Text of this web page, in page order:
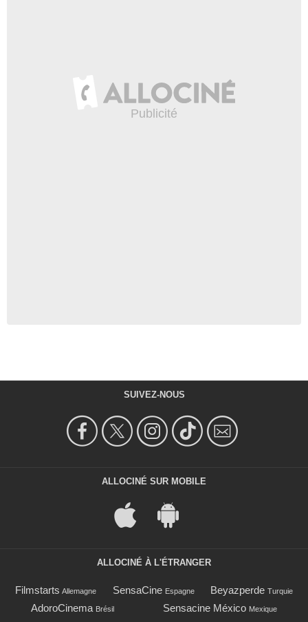
SUIVEZ-NOUS
ALLOCINÉ SUR MOBILE
ALLOCINÉ À L'ÉTRANGER
Filmstarts Allemagne SensaCine Espagne Beyazperde Turquie
AdoroCinema Brésil Sensacine México Mexique